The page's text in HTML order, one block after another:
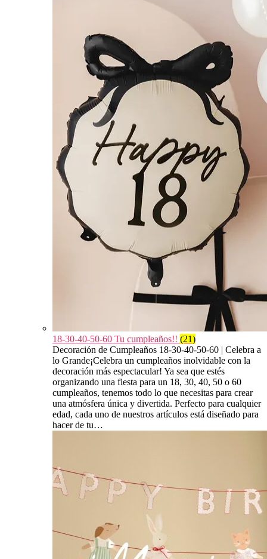
18-30-40-50-60 Tu cumpleaños!! (21)
Decoración de Cumpleaños 18-30-40-50-60 | Celebra a
lo Grande¡Celebra un cumpleaños inolvidable con la
decoración más espectacular! Ya sea que estés
organizando una fiesta para un 18, 30, 40, 50 o 60
cumpleaños, tenemos todo lo que necesitas para crear
una atmósfera única y divertida. Perfecto para cualquier
edad, cada uno de nuestros artículos está diseñado para
hacer de tu…